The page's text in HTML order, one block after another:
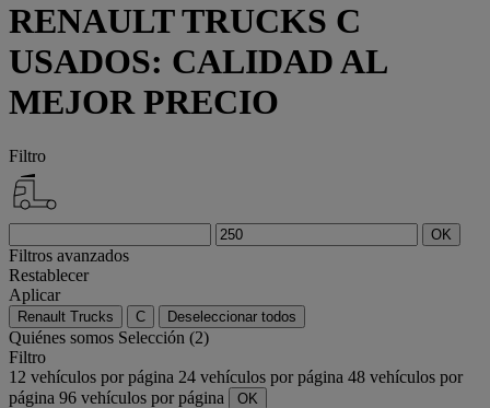
RENAULT TRUCKS C
USADOS: CALIDAD AL
MEJOR PRECIO
Filtro
OK
Filtros avanzados
Restablecer
Aplicar
Renault Trucks C Deseleccionar todos
Quiénes somos Selección (2)
Filtro
12 vehículos por página 24 vehículos por página 48 vehículos por
página 96 vehículos por página OK